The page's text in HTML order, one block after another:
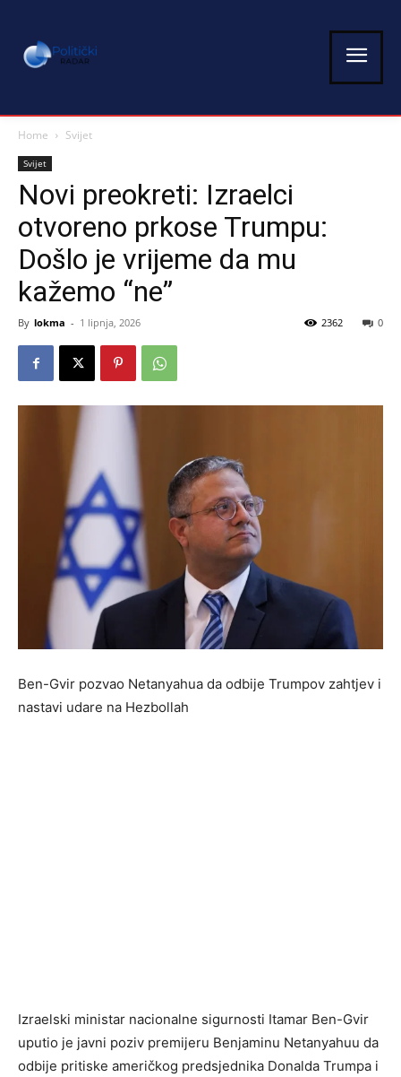
Home Svijet
Svijet
Novi preokreti: Izraelci
otvoreno prkose Trumpu:
Došlo je vrijeme da mu
kažemo “ne”
By lokma - 1 lipnja, 2026 0
2362
Ben-Gvir pozvao Netanyahua da odbije Trumpov zahtjev i
nastavi udare na Hezbollah
Izraelski ministar nacionalne sigurnosti Itamar Ben-Gvir
uputio je javni poziv premijeru Benjaminu Netanyahuu da
odbije pritiske američkog predsjednika Donalda Trumpa i